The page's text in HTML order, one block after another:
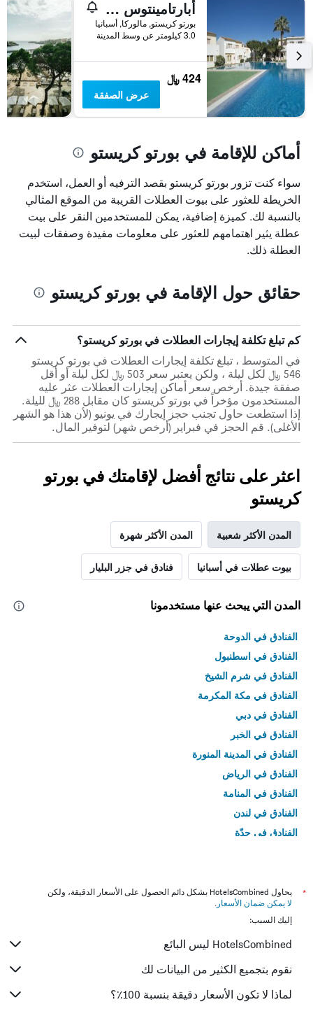
أبارتامينتوس فيستا أليجري
بورتو كريستو, مالوركا, أسبانيا
3.0 كيلومتر عن وسط المدينة
424 ﷼
عرض الصفقة
أماكن للإقامة في بورتو كريستو
سواء كنت تزور بورتو كريستو بقصد الترفيه أو العمل، استخدم
الخريطة للعثور على بيوت العطلات القريبة من الموقع المثالي
بالنسبة لك. كميزة إضافية، يمكن للمستخدمين النقر على بيت
عطلة يثير اهتمامهم للعثور على معلومات مفيدة وصفقات لبيت
العطلة ذلك.
حقائق حول الإقامة في بورتو كريستو
كم تبلغ تكلفة إيجارات العطلات في بورتو كريستو؟
في المتوسط ، تبلغ تكلفة إيجارات العطلات في بورتو كريستو
546 ﷼ لكل ليلة ، ولكن يعتبر سعر 503 ﷼ لكل ليلة أو أقل
صفقة جيدة. أرخص سعر أماكن إيجارات العطلات عثر عليه
المستخدمون مؤخراً في بورتو كريستو كان مقابل 288 ﷼ لليلة.
إذا استطعت حاول تجنب حجز إيجارك في يونيو (لأن هذا هو الشهر
الأغلى). قم الحجز في فبراير (أرخص شهر) لتوفير المال.
اعثر على نتائج أفضل لإقامتك في بورتو
كريستو
المدن الأكثر شعبية المدن الأكثر شهرة
بيوت عطلات في أسبانيا فنادق في جزر البليار
المدن التي يبحث عنها مستخدمونا
الفنادق في الدوحة
الفنادق في اسطنبول
الفنادق في شرم الشيخ
الفنادق في مكة المكرمة
الفنادق في دبي
الفنادق في الخبر
الفنادق في المدينة المنورة
الفنادق في الرياض
الفنادق في المنامة
الفنادق في لندن
الفنادق في جدّة
*
يحاول HotelsCombined بشكل دائم الحصول على الأسعار الدقيقة، ولكن
لا يمكن ضمان الأسعار .
إليك السبب:
HotelsCombined ليس البائع
نقوم بتجميع الكثير من البيانات لك
لماذا لا تكون الأسعار دقيقة بنسبة 100٪؟